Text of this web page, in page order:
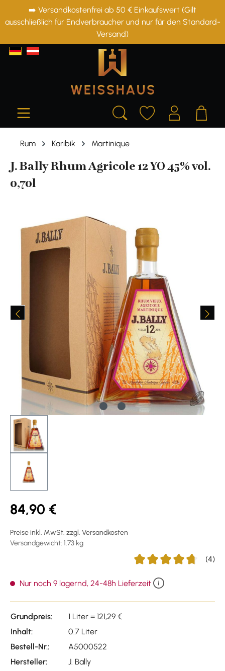
springen
➡️ Versandkostenfrei ab 50 € Einkaufswert (Gilt
ausschließlich für Endverbraucher und nur für den Standard-
Versand)
Rum Karibik Martinique
J. Bally Rhum Agricole 12 YO 45% vol.
0,70l
Bildergalerie überspringen
84,90 €
Preise inkl. MwSt. zzgl. Versandkosten
Versandgewicht: 1.73 kg
(4)
Nur noch 9 lagernd, 24-48h Lieferzeit
Grundpreis:
1 Liter = 121,29 €
Inhalt:
0.7 Liter
Bestell-Nr.:
A5000522
Hersteller:
J. Bally